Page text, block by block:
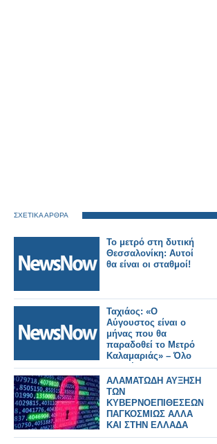
ΣΧΕΤΙΚΑ ΑΡΘΡΑ
Το μετρό στη δυτική
Θεσσαλονίκη: Αυτοί
θα είναι οι σταθμοί!
Ταχιάος: «Ο
Αύγουστος είναι ο
μήνας που θα
παραδοθεί το Μετρό
Καλαμαριάς» – Όλο
το σχέδιο για τις
επεκτάσεις στη
δυτική Θεσσαλονίκη.
ΑΛΑΜΑΤΩΔΗ ΑΥΞΗΣΗ
ΤΩΝ
ΚΥΒΕΡΝΟΕΠΙΘΕΣΕΩΝ
ΠΑΓΚΟΣΜΙΩΣ ΑΛΛΑ
ΚΑΙ ΣΤΗΝ ΕΛΛΑΔΑ